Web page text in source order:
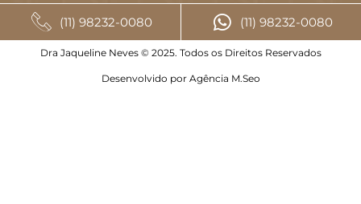
(11) 98232-0080 (11) 98232-0080
Dra Jaqueline Neves © 2025. Todos os Direitos Reservados
Desenvolvido por Agência M.Seo